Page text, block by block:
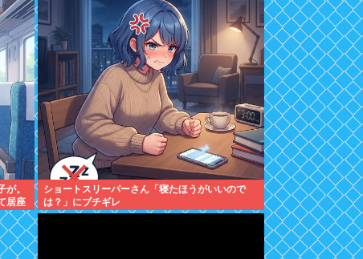
。
居座
っ
ショートスリーパーさん「寝たほうがいいので
は？」にブチギレ